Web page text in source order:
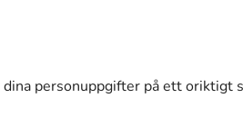
personuppgifter på ett oriktigt